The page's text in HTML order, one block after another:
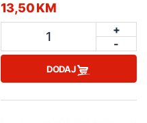
13,50 KM
1
+
-
DODAJ